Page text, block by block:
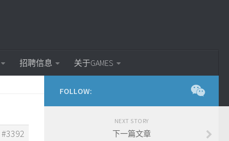
招聘信息 关于GAMES
#3392
FOLLOW:
NEXT STORY
下一篇文章